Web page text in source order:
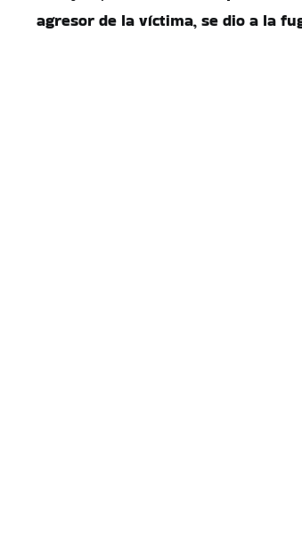
agresor de la víctima, se dio a la